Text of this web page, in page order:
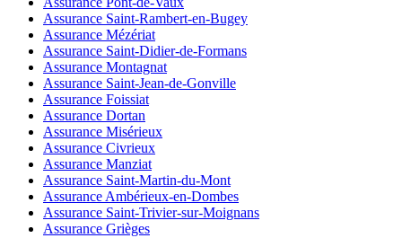
Assurance Saint-Rambert-en-Bugey
Assurance Mézériat
Assurance Saint-Didier-de-Formans
Assurance Montagnat
Assurance Saint-Jean-de-Gonville
Assurance Foissiat
Assurance Dortan
Assurance Misérieux
Assurance Civrieux
Assurance Manziat
Assurance Saint-Martin-du-Mont
Assurance Ambérieux-en-Dombes
Assurance Saint-Trivier-sur-Moignans
Assurance Grièges